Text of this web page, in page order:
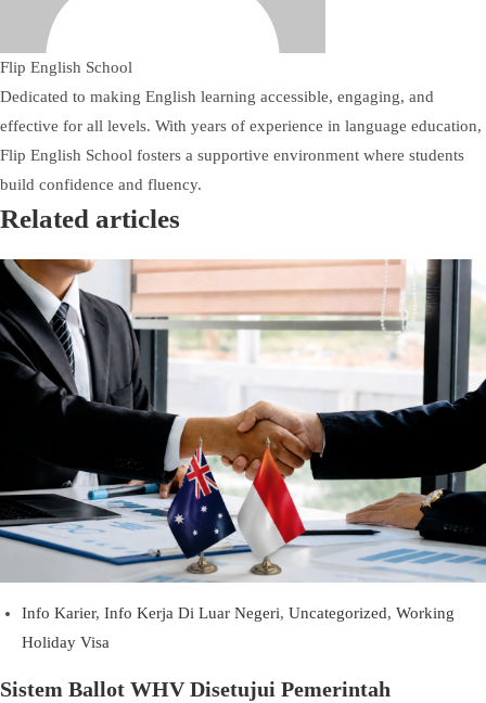
Flip English School
Dedicated to making English learning accessible, engaging, and
effective for all levels. With years of experience in language education,
Flip English School fosters a supportive environment where students
build confidence and fluency.
Related articles
Info Karier, Info Kerja Di Luar Negeri, Uncategorized, Working
Holiday Visa
Sistem Ballot WHV Disetujui Pemerintah